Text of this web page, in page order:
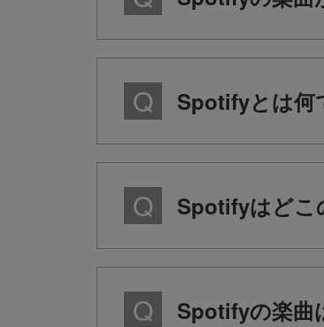
Spotifyとは何
Spotifyはどこ
Spotifyの楽曲